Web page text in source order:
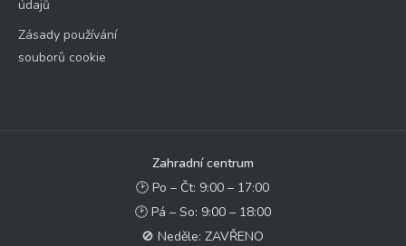
údajů
Zásady používání
souborů cookie
Zahradní centrum
🕑 Po – Čt: 9:00 – 17:00
🕑 Pá – So: 9:00 – 18:00
🚫 Neděle: ZAVŘENO